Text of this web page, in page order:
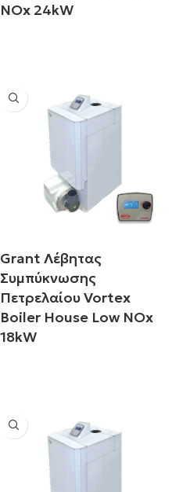
NOx 24kW
Grant Λέβητας
Συμπύκνωσης
Πετρελαίου Vortex
Boiler House Low NOx
18kW